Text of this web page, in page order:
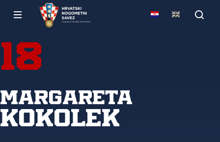
18
Margareta
Kokolek